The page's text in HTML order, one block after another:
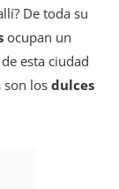
De toda su
ocupan un
esta ciudad
son los dulces